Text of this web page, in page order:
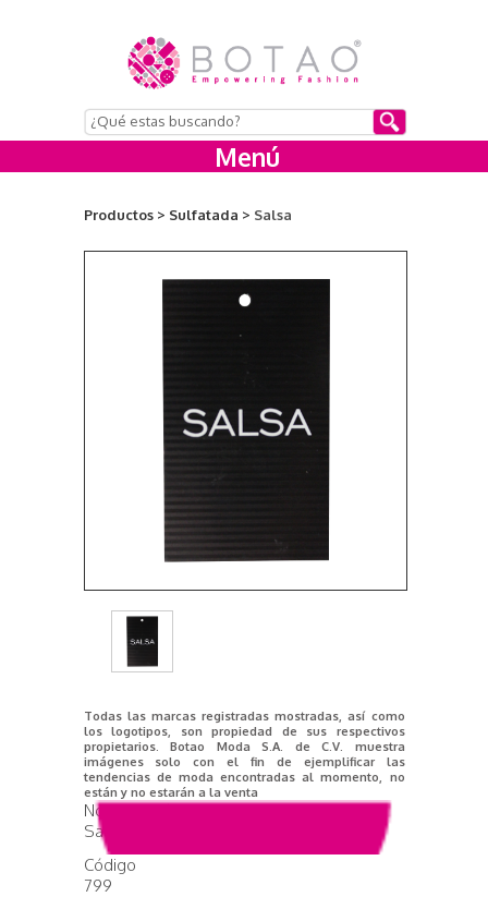
Menú
Productos > Sulfatada > Salsa
Todas las marcas registradas mostradas, así como
los logotipos, son propiedad de sus respectivos
propietarios. Botao Moda S.A. de C.V. muestra
imágenes solo con el fin de ejemplificar las
tendencias de moda encontradas al momento, no
están y no estarán a la venta
Nombre del producto
Salsa
Código
799